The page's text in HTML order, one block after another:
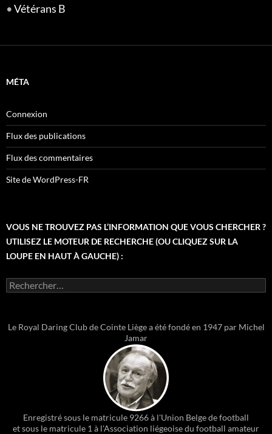
•Vétérans B
MÉTA
Connexion
Flux des publications
Flux des commentaires
Site de WordPress-FR
VOUS NE TROUVEZ PAS L’INFORMATION QUE VOUS CHERCHER ?
UTILISEZ LE MOTEUR DE RECHERCHE (OU CLIQUEZ SUR LA
LOUPE EN HAUT À GAUCHE) :
Rechercher :
Le Royal Daring Club de Cointe Liège a été fondé en 1947 par Michel
Jamar
Enregistré sous le matricule 9266 à l'Union Belge de football
et sous le matricule 1 à l'Association liégeoise du football amateur